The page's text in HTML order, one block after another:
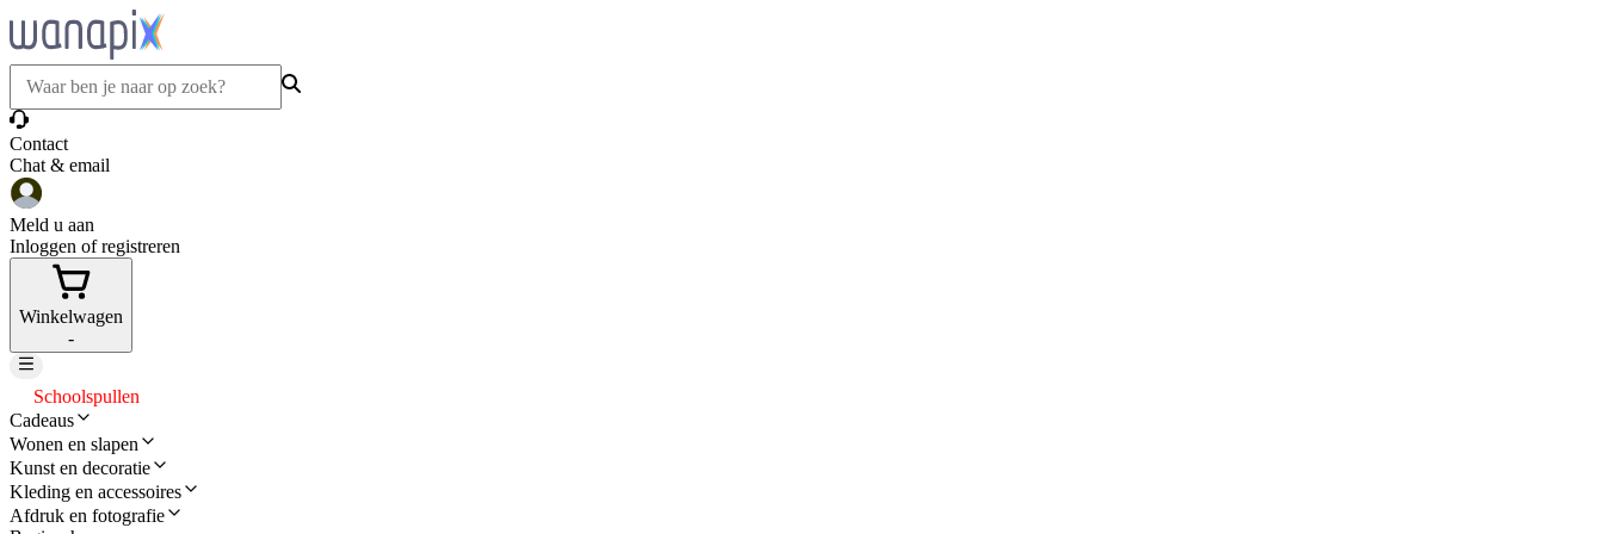
Contact
Chat & email
Meld u aan
Inloggen of registreren
Winkelwagen
-
Schoolspullen
Cadeaus
Wonen en slapen
Kunst en decoratie
Kleding en accessoires
Afdruk en fotografie